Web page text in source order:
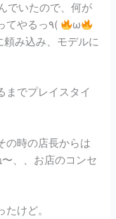
でいたので、何が
何でも施術スタイルでやれるようになってやるっ٩(
ω
までプレイスタイ
の時の店長からは
、、お店のコンセ
けど。